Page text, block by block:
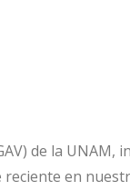
de la UNAM,
en